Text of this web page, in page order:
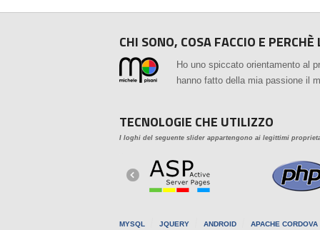
CHI SONO, COSA FACCIO E PERCHÈ
Ho uno spiccato orientamento al
hanno fatto della mia passione il
TECNOLOGIE CHE UTILIZZO
I loghi del seguente slider appartengono ai legittimi
MYSQL JQUERY ANDROID APACHE CORDOVA